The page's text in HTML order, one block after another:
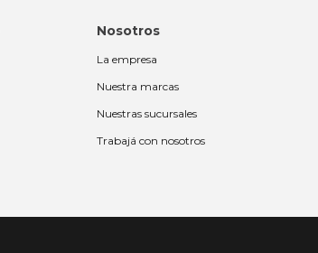
Nosotros
La empresa
Nuestra marcas
Nuestras sucursales
Trabajá con nosotros